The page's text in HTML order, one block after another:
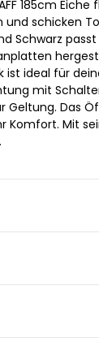
185cm
schicken
Schwarz
ist ideal für
mit
Geltung. Das
Mit